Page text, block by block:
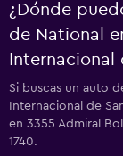
¿Dónde
de National
Internacional
Si buscas un auto
Internacional de
en 3355 Admiral
1740.